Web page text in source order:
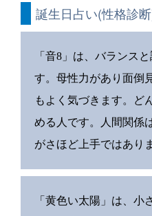
誕生日占い(性格診
「音8」は、バランス
す。母性力があり面倒
もよく気づきます。ど
める人です。人間関係
がさほど上手ではあり
「黄色い太陽」は、小